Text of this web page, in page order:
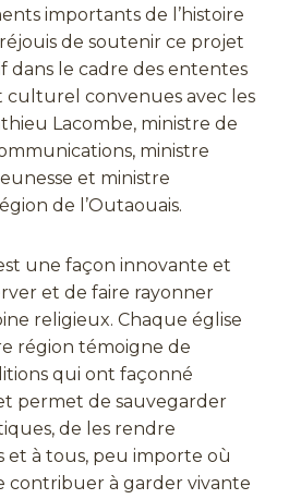
importants de l’histoire
de soutenir ce projet
dans le cadre des ententes
convenues avec les
Lacombe, ministre de
ministre
et ministre
de l’Outaouais.
une façon innovante et
et de faire rayonner
religieux. Chaque église
région témoigne de
qui ont façonné
permet de sauvegarder
de les rendre
et à tous, peu importe où
contribuer à garder vivante